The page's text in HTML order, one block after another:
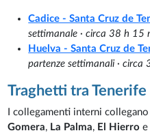
Cadice - Santa Cruz de
settimanale · circa 38 h 15
Huelva - Santa Cruz de
partenze settimanali · circa
Traghetti tra
I collegamenti interni
Gomera, La Palma, El Hierro e